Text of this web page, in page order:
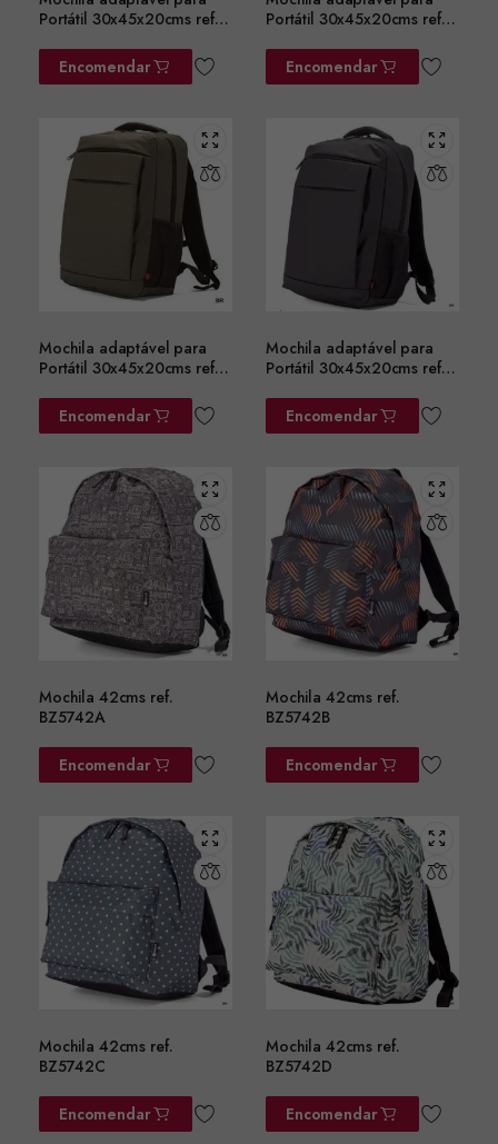
Portátil 30x45x20cms ref.
Encomendar
Portátil 30x45x20cms ref.
Encomendar
Mochila adaptável para
Portátil 30x45x20cms ref.
Encomendar
Mochila adaptável para
Portátil 30x45x20cms ref.
Encomendar
Mochila 42cms ref.
BZ5742A
Encomendar
Mochila 42cms ref.
BZ5742B
Encomendar
Mochila 42cms ref.
BZ5742C
Encomendar
Mochila 42cms ref.
BZ5742D
Encomendar